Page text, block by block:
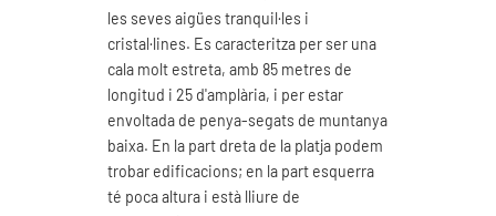
les seves aigües tranquil·les i
cristal·lines. Es caracteritza per ser una
cala molt estreta, amb 85 metres de
longitud i 25 d'amplària, i per estar
envoltada de penya-segats de muntanya
baixa. En la part dreta de la platja podem
trobar edificacions; en la part esquerra
té poca altura i està lliure de